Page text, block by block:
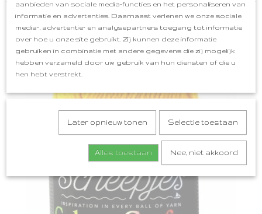
aanbieden van sociale media-functies en het personaliseren van
informatie en advertenties. Daarnaast verlenen we onze sociale
media-, advertentie- en analysepartners toegang tot informatie
over hoe u onze site gebruikt. Zij kunnen deze informatie
gebruiken in combinatie met andere gegevens die zij mogelijk
hebben verzameld door uw gebruik van hun diensten of die u
hen hebt verstrekt.
Later opnieuw tonen Selectie toestaan
Alles toestaan Nee, niet akkoord